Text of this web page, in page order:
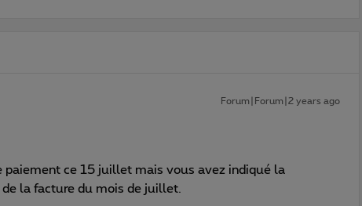
Forum|Forum|2 years ago
paiement ce 15 juillet mais vous avez indiqué la
la facture du mois de juillet.